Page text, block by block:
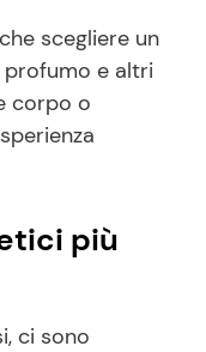
scegliere un
e altri
corpo o
più
ci sono